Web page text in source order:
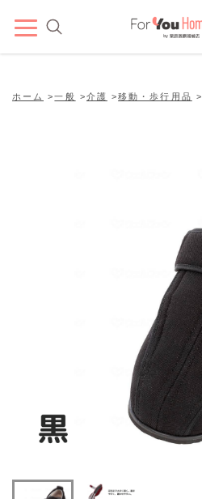
ホーム >一般 >介護 >移動・歩行用品 >